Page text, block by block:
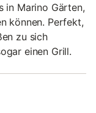
in Marino Gärten,
können. Perfekt,
zu sich
einen Grill.